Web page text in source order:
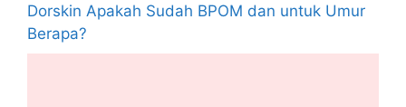
Dorskin Apakah Sudah BPOM dan untuk Umur
Berapa?